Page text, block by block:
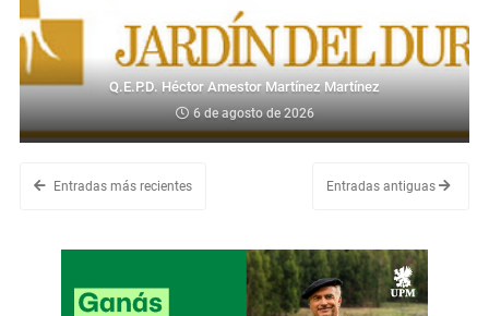
Q.E.P.D. Héctor Amestor Martínez Martínez
6 de agosto de 2026
Entradas más recientes Entradas antiguas